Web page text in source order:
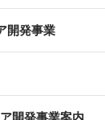
開発事業